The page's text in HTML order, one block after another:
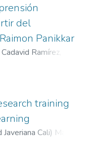
del
Panikkar
Cadavid Ramírez, Lina
training
Cali) Mazo